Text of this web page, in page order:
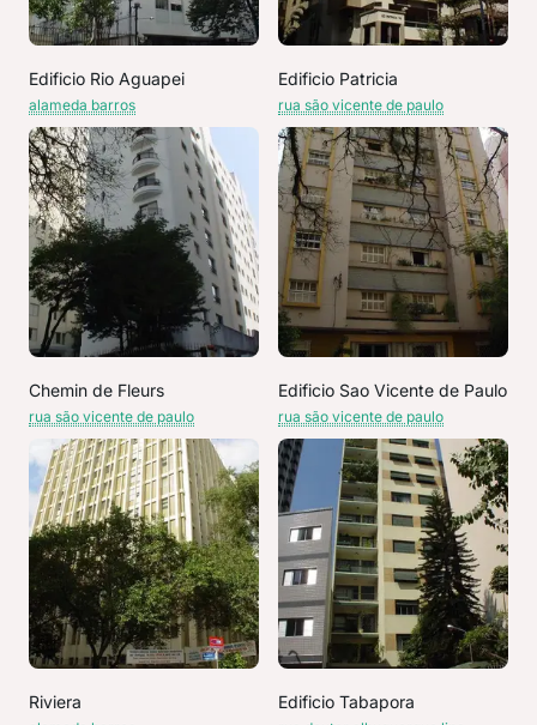
Edificio Rio Aguapei
alameda barros
Edificio Patricia
rua são vicente de paulo
Chemin de Fleurs
rua são vicente de paulo
Edificio Sao Vicente de Paulo
rua são vicente de paulo
Riviera Edificio Tabapora